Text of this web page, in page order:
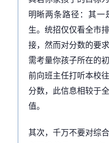
明晰两条路径：其一
生。统招仅仅看全市
接，然而对分数的要
需考量你孩子所在的
前向班主任打听本校
分数，此信息相较于
值。
其次，千万不要对综